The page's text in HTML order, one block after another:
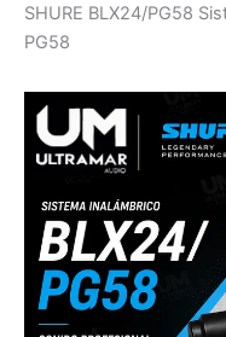
SHURE BLX24/PG58
PG58
SHURE
BLX24/PG58
Sistema
Inalámbrico
con
Micrófono
PG58
cantidad